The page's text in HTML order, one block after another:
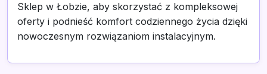
Sklep w Łobzie, aby skorzystać z kompleksowej
oferty i podnieść komfort codziennego życia dzięki
nowoczesnym rozwiązaniom instalacyjnym.